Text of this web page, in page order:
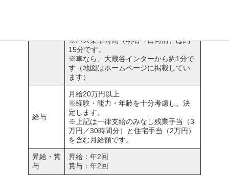
※バス乗車時間（明石～日向前）は約
15分です。
※車なら、大蔵谷インターから約1分で
す（地図はホームページに掲載してい
ます）
給与
月給20万円以上
※経験・能力・年齢を十分考慮し、決
定します。
※上記は一律支給のみなし残業手当（3
万円／30時間分）と住宅手当（2万円）
を含む月給額です。
昇給・賞
与
昇給：年2回
賞与：年2回